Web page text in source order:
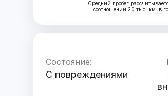
Средний пробег
соотношении 20 тыс. км. в
Состояние:
C повреждениями